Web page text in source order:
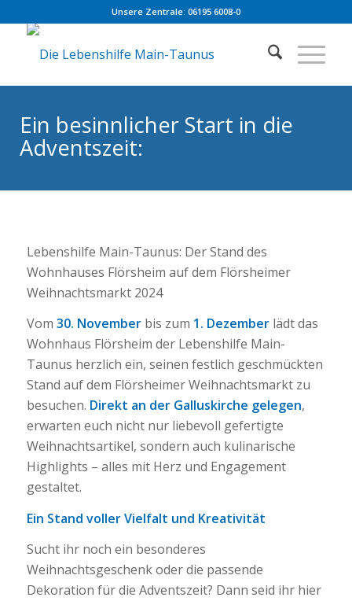
Unsere Zentrale: 06195 6008-0
Ein besinnlicher Start in die
Adventszeit:
Lebenshilfe Main-Taunus: Der Stand des
Wohnhauses Flörsheim auf dem Flörsheimer
Weihnachtsmarkt 2024
Vom 30. Novemberbis zum 1. Dezemberlädt das
Wohnhaus Flörsheim der Lebenshilfe Main-
Taunus herzlich ein, seinen festlich geschmückten
Stand auf dem Flörsheimer Weihnachtsmarkt zu
besuchen. Direkt an der Galluskirche gelegen,
erwarten euch nicht nur liebevoll gefertigte
Weihnachtsartikel, sondern auch kulinarische
Highlights – alles mit Herz und Engagement
gestaltet.
Ein Stand voller Vielfalt und Kreativität
Sucht ihr noch ein besonderes
Weihnachtsgeschenk oder die passende
Dekoration für die Adventszeit? Dann seid ihr hier